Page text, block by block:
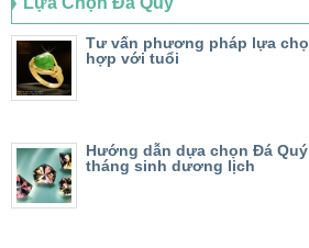
Tư vấn phương pháp lựa
hợp với tuổi
Hướng dẫn dựa chọn Đá
tháng sinh dương lịch